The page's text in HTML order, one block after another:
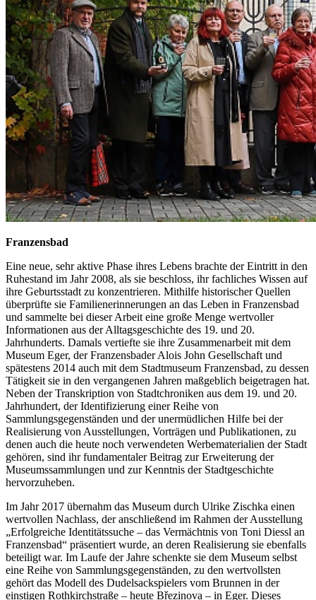
Franzensbad
Eine neue, sehr aktive Phase ihres Lebens brachte der Eintritt in den
Ruhestand im Jahr 2008, als sie beschloss, ihr fachliches Wissen auf
ihre Geburtsstadt zu konzentrieren. Mithilfe historischer Quellen
überprüfte sie Familienerinnerungen an das Leben in Franzensbad
und sammelte bei dieser Arbeit eine große Menge wertvoller
Informationen aus der Alltagsgeschichte des 19. und 20.
Jahrhunderts. Damals vertiefte sie ihre Zusammenarbeit mit dem
Museum Eger, der Franzensbader Alois John Gesellschaft und
spätestens 2014 auch mit dem Stadtmuseum Franzensbad, zu dessen
Tätigkeit sie in den vergangenen Jahren maßgeblich beigetragen hat.
Neben der Transkription von Stadtchroniken aus dem 19. und 20.
Jahrhundert, der Identifizierung einer Reihe von
Sammlungsgegenständen und der unermüdlichen Hilfe bei der
Realisierung von Ausstellungen, Vorträgen und Publikationen, zu
denen auch die heute noch verwendeten Werbematerialien der Stadt
gehören, sind ihr fundamentaler Beitrag zur Erweiterung der
Museumssammlungen und zur Kenntnis der Stadtgeschichte
hervorzuheben.
Im Jahr 2017 übernahm das Museum durch Ulrike Zischka einen
wertvollen Nachlass, der anschließend im Rahmen der Ausstellung
„Erfolgreiche Identitätssuche – das Vermächtnis von Toni Diessl an
Franzensbad“ präsentiert wurde, an deren Realisierung sie ebenfalls
beteiligt war. Im Laufe der Jahre schenkte sie dem Museum selbst
eine Reihe von Sammlungsgegenständen, zu den wertvollsten
gehört das Modell des Dudelsackspielers vom Brunnen in der
einstigen Rothkirchstraße – heute Březinova – in Eger. Dieses